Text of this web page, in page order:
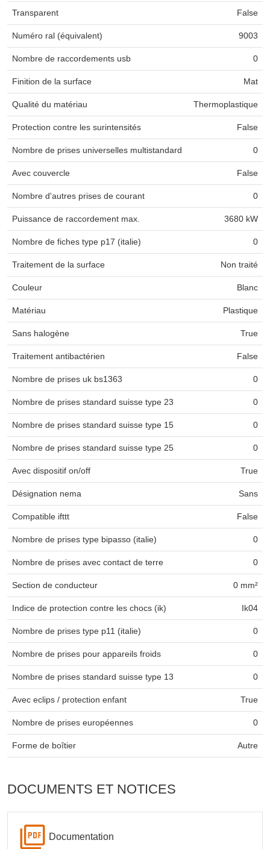
Transparent False
Numéro ral (équivalent) 9003
Nombre de raccordements usb 0
Finition de la surface Mat
Qualité du matériau Thermoplastique
Protection contre les surintensités False
Nombre de prises universelles multistandard 0
Avec couvercle False
Nombre d'autres prises de courant 0
Puissance de raccordement max. 3680 kW
Nombre de fiches type p17 (italie) 0
Traitement de la surface Non traité
Couleur Blanc
Matériau Plastique
Sans halogène True
Traitement antibactérien False
Nombre de prises uk bs1363 0
Nombre de prises standard suisse type 23 0
Nombre de prises standard suisse type 15 0
Nombre de prises standard suisse type 25 0
Avec dispositif on/off True
Désignation nema Sans
Compatible ifttt False
Nombre de prises type bipasso (italie) 0
Nombre de prises avec contact de terre 0
Section de conducteur 0 mm²
Indice de protection contre les chocs (ik) Ik04
Nombre de prises type p11 (italie) 0
Nombre de prises pour appareils froids 0
Nombre de prises standard suisse type 13 0
Avec eclips / protection enfant True
Nombre de prises européennes 0
Forme de boîtier Autre
DOCUMENTS ET NOTICES
Documentation